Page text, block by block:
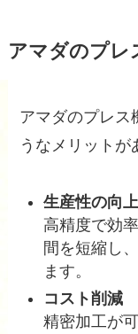
アマダのプレ
アマダのプレス
うなメリットが
生産性の向上
高精度で効
間を短縮し
ます。
コスト削減
精密加工が